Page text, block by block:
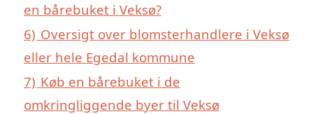
en bårebuket i Veksø?
6) Oversigt over blomsterhandlere i Veksø
eller hele Egedal kommune
7) Køb en bårebuket i de
omkringliggende byer til Veksø